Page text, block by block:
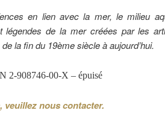
en lien avec la mer, le milieu
de la mer créées par les
la fin du 19ème siècle à aujourd’hui.
2-908746-00-X – épuisé
veuillez nous contacter.